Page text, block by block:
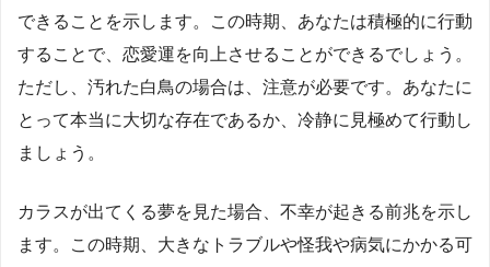
できることを示します。この時期、あなたは積極的に行動
することで、恋愛運を向上させることができるでしょう。
ただし、汚れた白鳥の場合は、注意が必要です。あなたに
とって本当に大切な存在であるか、冷静に見極めて行動し
ましょう。
カラスが出てくる夢を見た場合、不幸が起きる前兆を示し
ます。この時期、大きなトラブルや怪我や病気にかかる可